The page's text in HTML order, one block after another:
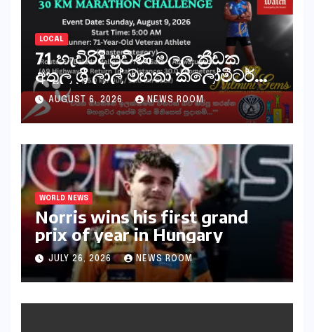
LOCAL
71 හැවිරිදි ප්‍රවීණ මලල ක්‍රීඩක
අතුල ශ්‍රී ලාල් මහතා කිලෝමීටර්
30ක විශේෂ මැරතන් ධාවන
අභියෝගයකට සැරසෙයි
AUGUST 6, 2026 NEWS ROOM
WORLD NEWS
Norris wins his first grand
prix of year in Hungary​​
JULY 26, 2026 NEWS ROOM